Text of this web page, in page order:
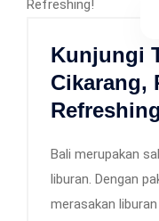
Kunjungi
Cikarang,
Bali merupakan
liburan. Dengan
merasakan